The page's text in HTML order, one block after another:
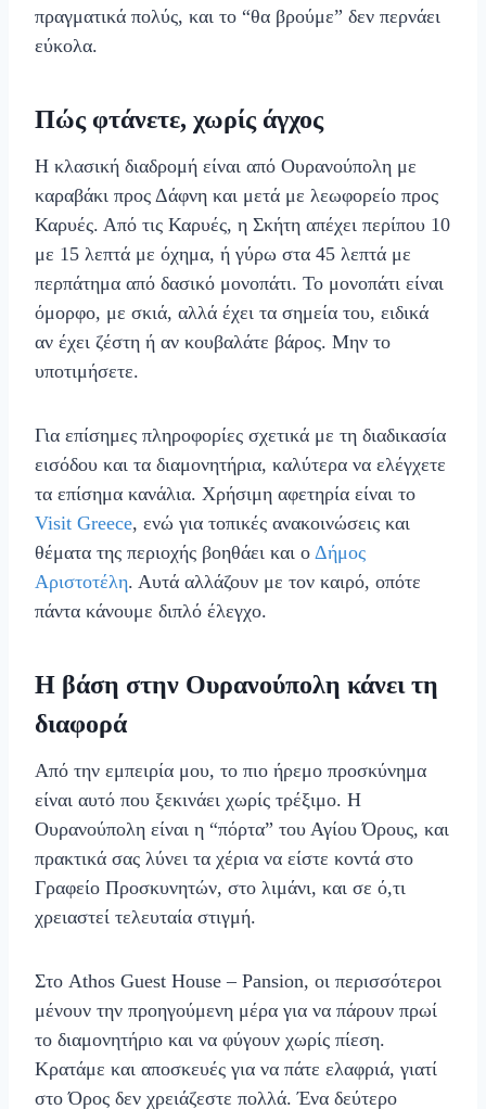
πραγματικά πολύς, και το “θα βρούμε” δεν περνάει
εύκολα.
Πώς φτάνετε, χωρίς άγχος
Η κλασική διαδρομή είναι από Ουρανούπολη με
καραβάκι προς Δάφνη και μετά με λεωφορείο προς
Καρυές. Από τις Καρυές, η Σκήτη απέχει περίπου 10
με 15 λεπτά με όχημα, ή γύρω στα 45 λεπτά με
περπάτημα από δασικό μονοπάτι. Το μονοπάτι είναι
όμορφο, με σκιά, αλλά έχει τα σημεία του, ειδικά
αν έχει ζέστη ή αν κουβαλάτε βάρος. Μην το
υποτιμήσετε.
Για επίσημες πληροφορίες σχετικά με τη διαδικασία
εισόδου και τα διαμονητήρια, καλύτερα να ελέγχετε
τα επίσημα κανάλια. Χρήσιμη αφετηρία είναι το
Visit Greece, ενώ για τοπικές ανακοινώσεις και
θέματα της περιοχής βοηθάει και ο Δήμος
Αριστοτέλη. Αυτά αλλάζουν με τον καιρό, οπότε
πάντα κάνουμε διπλό έλεγχο.
Η βάση στην Ουρανούπολη κάνει τη
διαφορά
Από την εμπειρία μου, το πιο ήρεμο προσκύνημα
είναι αυτό που ξεκινάει χωρίς τρέξιμο. Η
Ουρανούπολη είναι η “πόρτα” του Αγίου Όρους, και
πρακτικά σας λύνει τα χέρια να είστε κοντά στο
Γραφείο Προσκυνητών, στο λιμάνι, και σε ό,τι
χρειαστεί τελευταία στιγμή.
Στο Athos Guest House – Pansion, οι περισσότεροι
μένουν την προηγούμενη μέρα για να πάρουν πρωί
το διαμονητήριο και να φύγουν χωρίς πίεση.
Κρατάμε και αποσκευές για να πάτε ελαφριά, γιατί
στο Όρος δεν χρειάζεστε πολλά. Ένα δεύτερο